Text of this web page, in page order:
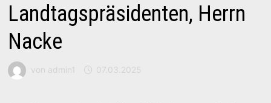
Landtagspräsidenten, Herrn
Nacke
von admin1 07.03.2025